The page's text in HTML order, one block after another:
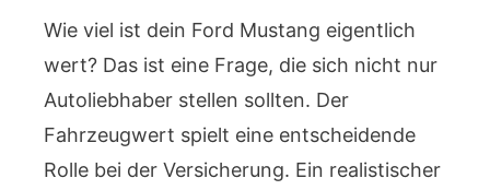
Wie viel ist dein Ford Mustang eigentlich
wert? Das ist eine Frage, die sich nicht nur
Autoliebhaber stellen sollten. Der
Fahrzeugwert spielt eine entscheidende
Rolle bei der Versicherung. Ein realistischer